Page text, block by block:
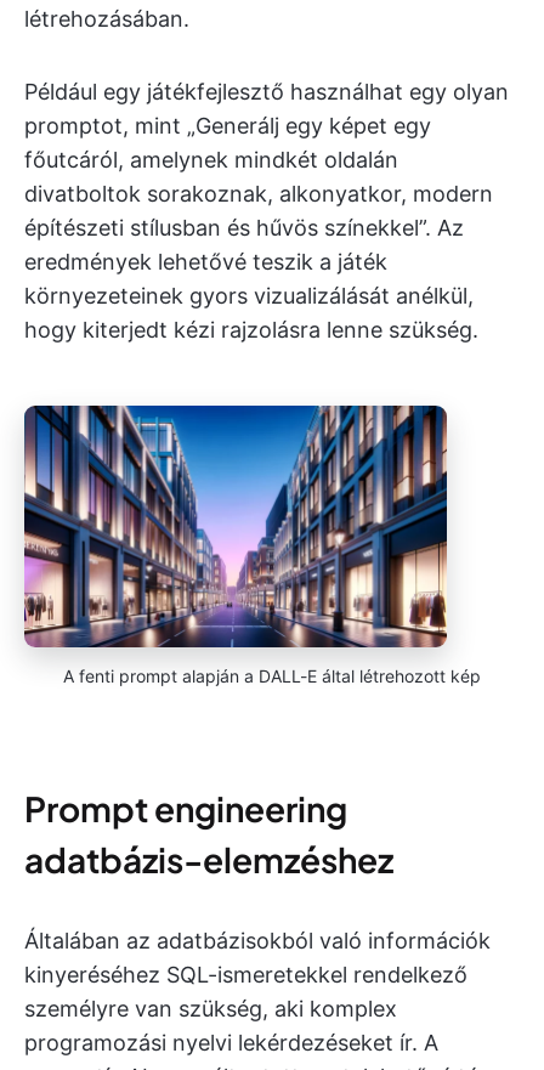
létrehozásában.
Például egy játékfejlesztő használhat egy olyan
promptot, mint „Generálj egy képet egy
főutcáról, amelynek mindkét oldalán
divatboltok sorakoznak, alkonyatkor, modern
építészeti stílusban és hűvös színekkel”. Az
eredmények lehetővé teszik a játék
környezeteinek gyors vizualizálását anélkül,
hogy kiterjedt kézi rajzolásra lenne szükség.
A fenti prompt alapján a DALL-E által létrehozott kép
Prompt engineering
adatbázis-elemzéshez
Általában az adatbázisokból való információk
kinyeréséhez SQL-ismeretekkel rendelkező
személyre van szükség, aki komplex
programozási nyelvi lekérdezéseket ír. A